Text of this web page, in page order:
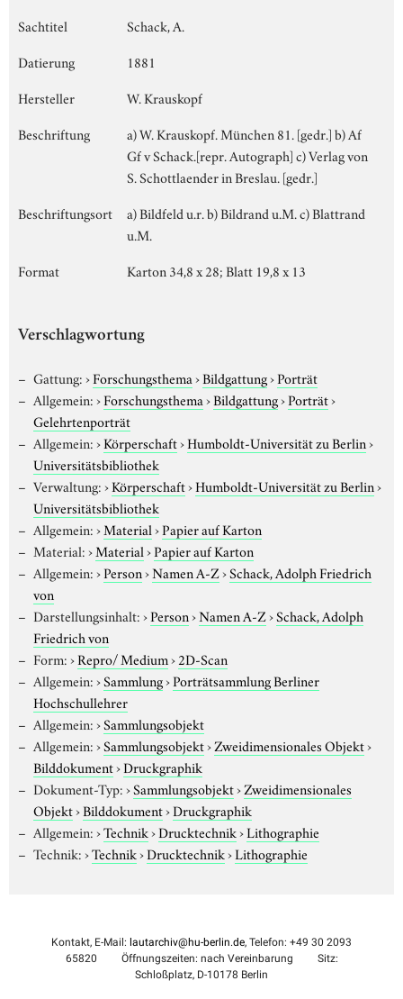
Sachtitel
Schack, A.
Datierung
1881
Hersteller
W. Krauskopf
Beschriftung
a) W. Krauskopf. München 81. [gedr.] b) Af
Gf v Schack.[repr. Autograph] c) Verlag von
S. Schottlaender in Breslau. [gedr.]
Beschriftungsort
a) Bildfeld u.r. b) Bildrand u.M. c) Blattrand
u.M.
Format
Karton 34,8 x 28; Blatt 19,8 x 13
Verschlagwortung
Gattung:›Forschungsthema›Bildgattung›Porträt
Allgemein:›Forschungsthema›Bildgattung›Porträt›
Gelehrtenporträt
Allgemein:›Körperschaft›Humboldt-Universität zu Berlin›
Universitätsbibliothek
Verwaltung:›Körperschaft›Humboldt-Universität zu Berlin›
Universitätsbibliothek
Allgemein:›Material›Papier auf Karton
Material:›Material›Papier auf Karton
Allgemein:›Person›Namen A-Z›Schack, Adolph Friedrich
von
Darstellungsinhalt:›Person›Namen A-Z›Schack, Adolph
Friedrich von
Form:›Repro/ Medium›2D-Scan
Allgemein:›Sammlung›Porträtsammlung Berliner
Hochschullehrer
Allgemein:›Sammlungsobjekt
Allgemein:›Sammlungsobjekt›Zweidimensionales Objekt›
Bilddokument›Druckgraphik
Dokument-Typ:›Sammlungsobjekt›Zweidimensionales
Objekt›Bilddokument›Druckgraphik
Allgemein:›Technik›Drucktechnik›Lithographie
Technik:›Technik›Drucktechnik›Lithographie
Kontakt, E-Mail: lautarchiv@hu-berlin.de, Telefon: +49 30 2093
65820
Öffnungszeiten: nach Vereinbarung
Sitz:
Schloßplatz, D-10178 Berlin